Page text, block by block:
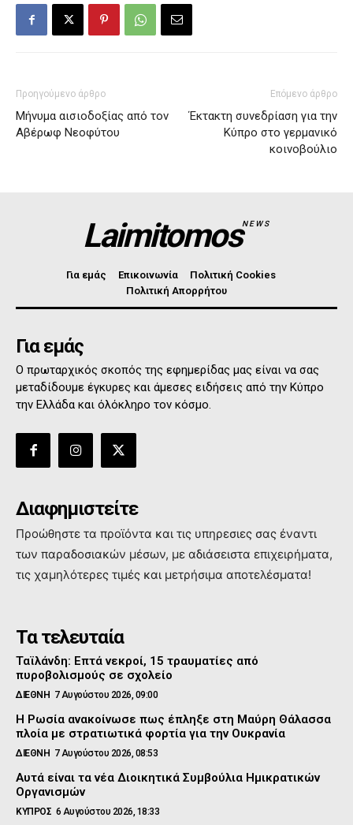
Προηγούμενο άρθρο
Μήνυμα αισιοδοξίας από τον
Αβέρωφ Νεοφύτου
Επόμενο άρθρο
Έκτακτη συνεδρίαση για την
Κύπρο στο γερμανικό
κοινοβούλιο
LaimitomosNEWS
Για εμάς Επικοινωνία
Πολιτική Cookies
Πολιτική Απορρήτου
Για εμάς
Ο πρωταρχικός σκοπός της εφημερίδας μας είναι να σας
μεταδίδουμε έγκυρες και άμεσες ειδήσεις από την Κύπρο
την Ελλάδα και όλόκληρο τον κόσμο.
Διαφημιστείτε
Προώθηστε τα προϊόντα και τις υπηρεσιες σας έναντι
των παραδοσιακών μέσων, με αδιάσειστα επιχειρήματα,
τις χαμηλότερες τιμές και μετρήσιμα αποτελέσματα!
Τα τελευταία
Ταϊλάνδη: Επτά νεκροί, 15 τραυματίες από
πυροβολισμούς σε σχολείο
ΔΙΕΘΝΗ 7 Αυγούστου 2026, 09:00
Η Ρωσία ανακοίνωσε πως έπληξε στη Μαύρη Θάλασσα
πλοία με στρατιωτικά φορτία για την Ουκρανία
ΔΙΕΘΝΗ 7 Αυγούστου 2026, 08:53
Αυτά είναι τα νέα Διοικητικά Συμβούλια Ημικρατικών
Οργανισμών
ΚΥΠΡΟΣ 6 Αυγούστου 2026, 18:33